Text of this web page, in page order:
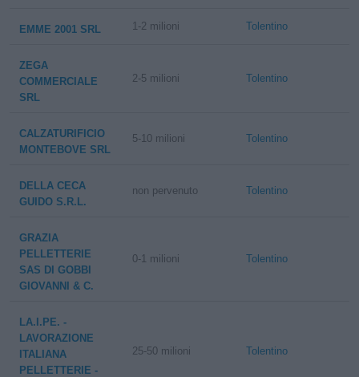
EMME 2001 SRL 1-2 milioni Tolentino
ZEGA
COMMERCIALE
SRL
2-5 milioni Tolentino
CALZATURIFICIO
MONTEBOVE SRL
5-10 milioni Tolentino
DELLA CECA
GUIDO S.R.L.
non pervenuto Tolentino
GRAZIA
PELLETTERIE
SAS DI GOBBI
GIOVANNI & C.
0-1 milioni Tolentino
LA.I.PE. -
LAVORAZIONE
ITALIANA
PELLETTERIE -
25-50 milioni Tolentino